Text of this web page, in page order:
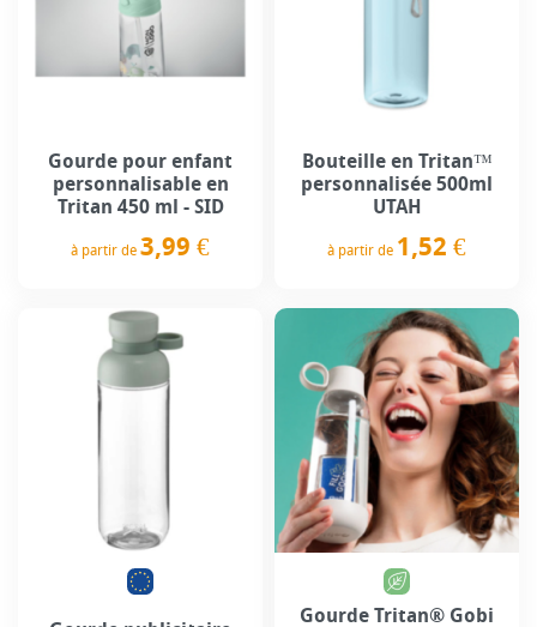
Gourde pour enfant
personnalisable en
Tritan 450 ml - SID
à partir de 3,99 €
Bouteille en Tritan™
personnalisée 500ml
UTAH
à partir de 1,52 €
Gourde Tritan® Gobi